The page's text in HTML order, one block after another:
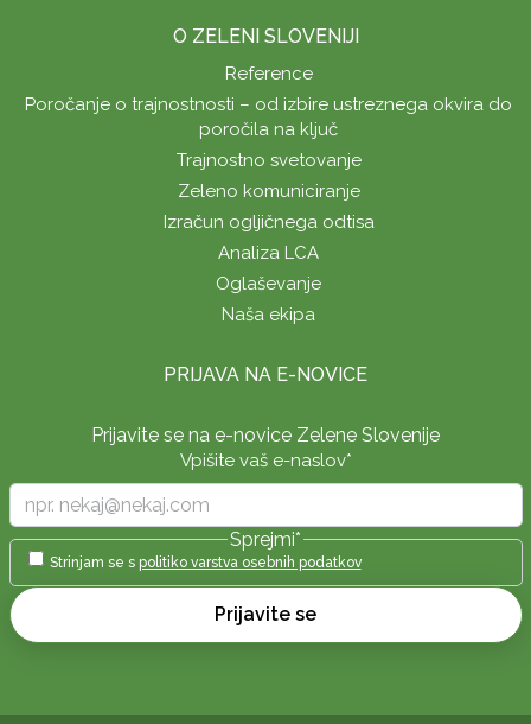
O ZELENI SLOVENIJI
Reference
Poročanje o trajnostnosti – od izbire ustreznega okvira do
poročila na ključ
Trajnostno svetovanje
Zeleno komuniciranje
Izračun ogljičnega odtisa
Analiza LCA
Oglaševanje
Naša ekipa
PRIJAVA NA E-NOVICE
Prijavite se na e-novice Zelene Slovenije
Vpišite vaš e-naslov*
Sprejmi*
Strinjam se s politiko varstva osebnih podatkov
Prijavite se